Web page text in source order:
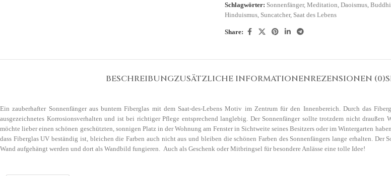
Schlagwörter: Sonnenfänger, Meditation Daoismus
Hinduismus Suncatcher, Saat des Lebens
Share:
BESCHREIBUNGZUSÄTZLICHE INFORMATIONENREZENSIONEN (0)
Ein zauberhafter Sonnenfänger aus buntem Fiberglas mit dem Saat-des-Lebens Motiv im Zentrum für den Innenbereich. Durch das
ausgezeichnetes Korrosionsverhalten und ist bei richtiger Pflege entsprechend langlebig. Der Sonnenfänger sollte trotzdem nicht draußen
möchte lieber einen schönen geschützten, sonnigen Platz in der Wohnung am Fenster in Sichtweite seines Besitzers oder im Wintergarten
dass Fiberglas UV beständig ist, bleichen die Farben auch nicht aus und bleiben die schönen Farben des Sonnenfängers lange erhalten. Der
Wand aufgehängt werden und dort als Wandbild fungieren. Auch als Geschenk oder Mitbringsel für besondere Anlässe eine tolle Idee!